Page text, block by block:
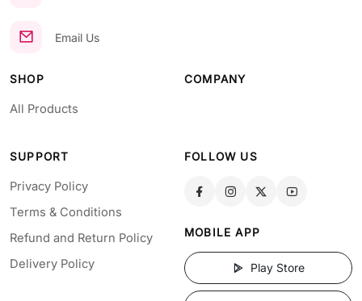
Email Us
SHOP
All Products
COMPANY
SUPPORT
Privacy Policy
Terms & Conditions
Refund and Return Policy
Delivery Policy
FOLLOW US
MOBILE APP
Play Store